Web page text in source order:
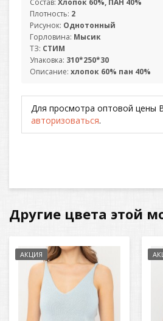
Состав: Хлопок 60%, ПАН 40%
Плотность: 2
Рисунок: Однотонный
Горловина: Мысик
ТЗ: СТИМ
Упаковка: 310*250*30
Описание: хлопок 60% пан 40%
Для просмотра оптовой цены
авторизоваться.
Другие цвета этой
АКЦИЯ